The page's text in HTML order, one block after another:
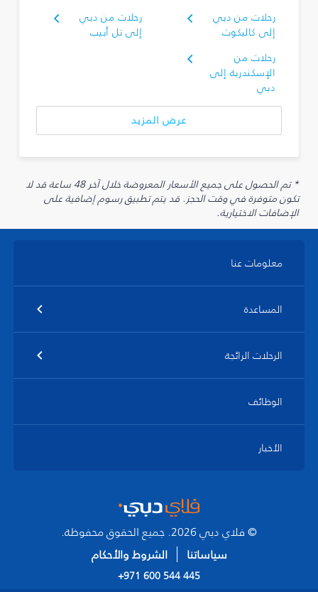
رحلات من دبي
إلى كاليكوت
رحلات من دبي
إلى تل أبيب
رحلات من
الإسكندرية إلى
دبي
عرض المزيد
* تم الحصول على جميع الأسعار المعروضة خلال آخر 48 ساعة قد لا
تكون متوفرة في وقت الحجز. قد يتم تطبيق رسوم إضافية على
الإضافات الاختيارية.
معلومات عنا
المساعدة
الرحلات الرائجة
الوظائف
الأخبار
© فلاي دبي 2026. جميع الحقوق محفوظة.
سياساتنا
الشروط والأحكام
+971 600 544 445